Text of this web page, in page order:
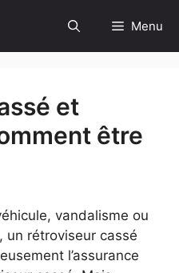
Menu
et
être
vandalisme ou
un rétroviseur cassé
l’assurance